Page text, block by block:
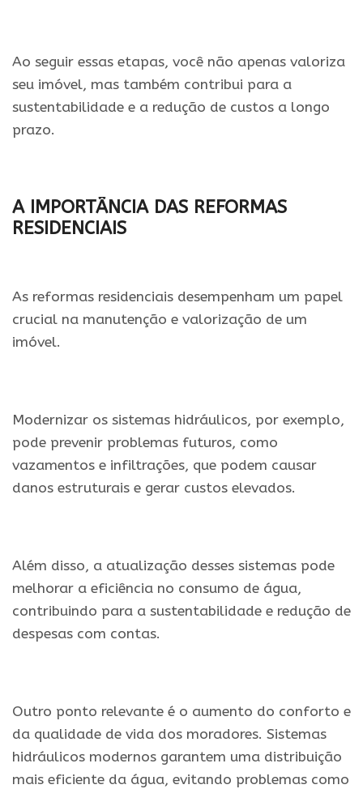
Ao seguir essas etapas, você não apenas valoriza
seu imóvel, mas também contribui para a
sustentabilidade e a redução de custos a longo
prazo.
A IMPORTÂNCIA DAS REFORMAS
RESIDENCIAIS
As reformas residenciais desempenham um papel
crucial na manutenção e valorização de um
imóvel.
Modernizar os sistemas hidráulicos, por exemplo,
pode prevenir problemas futuros, como
vazamentos e infiltrações, que podem causar
danos estruturais e gerar custos elevados.
Além disso, a atualização desses sistemas pode
melhorar a eficiência no consumo de água,
contribuindo para a sustentabilidade e redução de
despesas com contas.
Outro ponto relevante é o aumento do conforto e
da qualidade de vida dos moradores. Sistemas
hidráulicos modernos garantem uma distribuição
mais eficiente da água, evitando problemas como